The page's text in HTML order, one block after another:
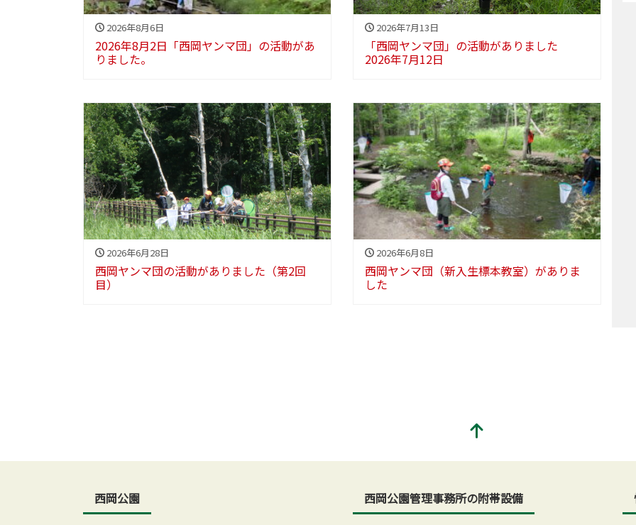
2026年8月6日
2026年8月2日「西岡ヤンマ団」の活動があ
りました。
2026年7月13日
「西岡ヤンマ団」の活動がありました
2026年7月12日
2026年6月28日
西岡ヤンマ団の活動がありました（第2回
目）
2026年6月8日
西岡ヤンマ団（新入生標本教室）がありま
した
西岡公園 西岡公園管理事務所の附帯設備